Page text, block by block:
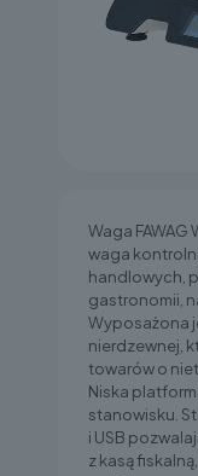
Waga
waga
handlowych,
gastronomii,
Wyposażona
nierdzewnej,
towarów o
Niska
stanowisku.
i USB
z kasą